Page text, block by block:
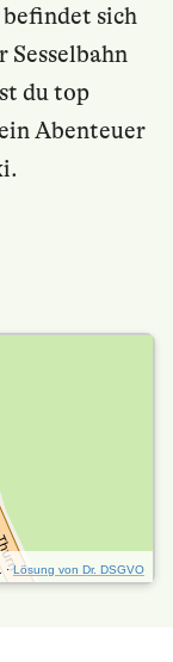
·Lösung von Dr. DSGVO
sich
du top
Abenteuer